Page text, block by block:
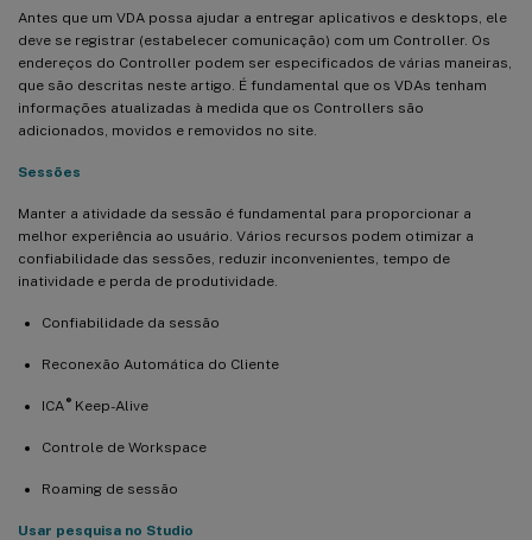
Antes que um VDA possa ajudar a entregar aplicativos e desktops, ele
deve se registrar (estabelecer comunicação) com um Controller. Os
endereços do Controller podem ser especificados de várias maneiras,
que são descritas neste artigo. É fundamental que os VDAs tenham
informações atualizadas à medida que os Controllers são
adicionados, movidos e removidos no site.
Sessões
Manter a atividade da sessão é fundamental para proporcionar a
melhor experiência ao usuário. Vários recursos podem otimizar a
confiabilidade das sessões, reduzir inconvenientes, tempo de
inatividade e perda de produtividade.
Confiabilidade da sessão
Reconexão Automática do Cliente
ICA ®Keep-Alive
Controle de Workspace
Roaming de sessão
Usar pesquisa no Studio